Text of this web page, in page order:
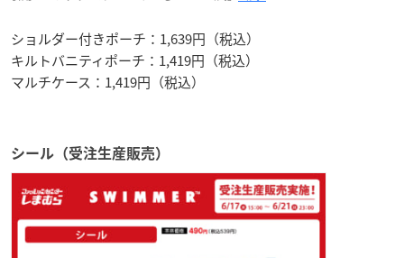
ショルダー付きポーチ：1,639円（税込）
キルトバニティポーチ：1,419円（税込）
マルチケース：1,419円（税込）
シール（受注生産販売）